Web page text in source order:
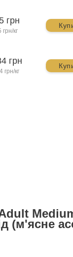
грн
грн/кг
грн
грн/кг
(м'ясне